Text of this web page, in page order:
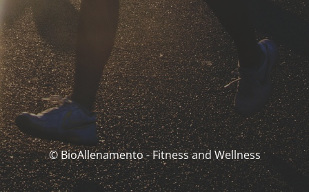
© BioAllenamento - Fitness and Wellness